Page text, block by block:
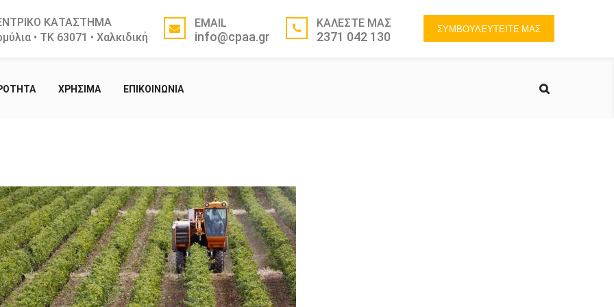
ΣΥΜΒΟΥΛΕΥΤΕΙΤΕ ΜΑΣ
ΚΑΤΑΣΤΗΜΑ
• ΤΚ 63071 • Χαλκιδική
EMAIL
info@cpaa.gr
ΚΑΛΕΣΤΕ ΜΑΣ
2371 042 130
ΧΡΗΣΙΜΑ ΕΠΙΚΟΙΝΩΝΙΑ